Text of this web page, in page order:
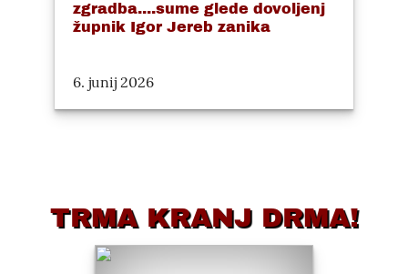
zgradba....sume glede dovoljenj
župnik Igor Jereb zanika
6. junij 2026
TRMA KRANJ DRMA!